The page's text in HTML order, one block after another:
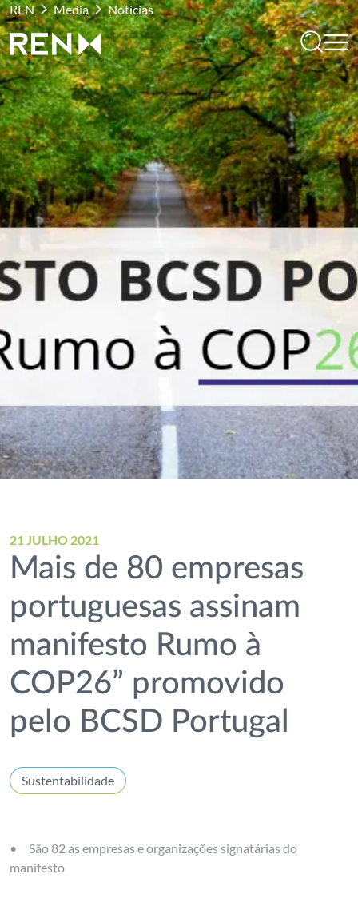
REN Media Notícias
21 JULHO 2021
Mais de 80 empresas
portuguesas assinam
manifesto Rumo à
COP26” promovido
pelo BCSD Portugal
Sustentabilidade
•
São 82 as empresas e organizações signatárias do
manifesto